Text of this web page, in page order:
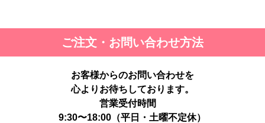
ご注文・お問い合わせ方法
お客様からのお問い合わせを
心よりお待ちしております。
営業受付時間
9:30〜18:00（平日・土曜不定休）